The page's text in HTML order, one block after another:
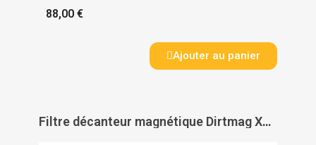
88,00 €
Ajouter au panier
Filtre décanteur magnétique Dirtmag XS pour chaudière murale - THERMADOR